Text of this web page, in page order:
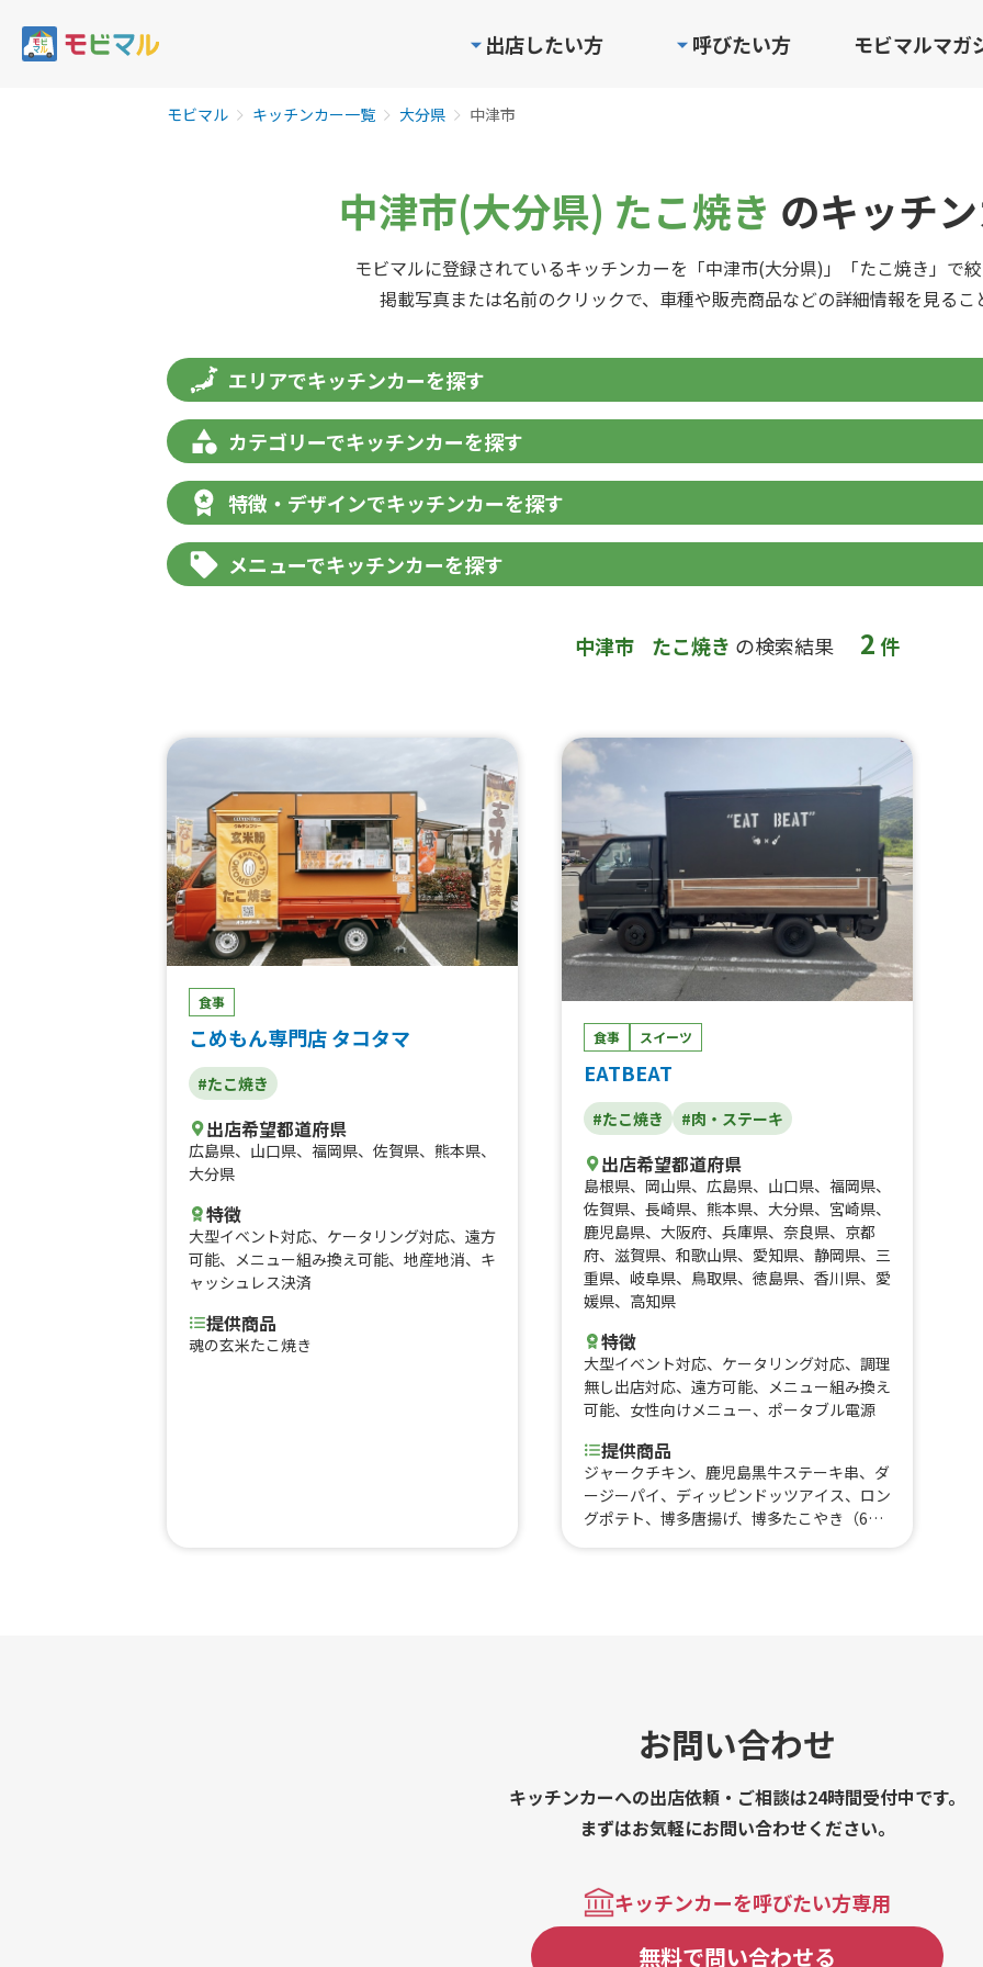
出店したい方 呼びたい方 モビマルマガ
モビマル キッチンカー一覧 大分県 中津市
中津市(大分県) たこ焼き のキッチ
モビマルに登録されているキッチンカーを「中津市(大分県)」「たこ焼き」で
掲載写真または名前のクリックで、車種や販売商品などの詳細情報を見るこ
エリアでキッチンカーを探す
カテゴリーでキッチンカーを探す
特徴・デザインでキッチンカーを探す
メニューでキッチンカーを探す
中津市 たこ焼き の検索結果 2件
食事
こめもん専門店 タコタマ
#たこ焼き
出店希望都道府県
広島県、 山口県、 福岡県、 佐賀県、 熊本県、
大分県
特徴
大型イベント対応、 ケータリング対応、 遠方
可能、 メニュー組み換え可能、 地産地消、 キ
ャッシュレス決済
提供商品
魂の玄米たこ焼き
食事 スイーツ
EATBEAT
#たこ焼き #肉・ステーキ
出店希望都道府県
島根県、 岡山県、 広島県、 山口県、 福岡県、
佐賀県、 長崎県、 熊本県、 大分県、 宮崎県、
鹿児島県、 大阪府、 兵庫県、 奈良県、 京都
府、 滋賀県、 和歌山県、 愛知県、 静岡県、 三
重県、 岐阜県、 鳥取県、 徳島県、 香川県、 愛
媛県、 高知県
特徴
大型イベント対応、 ケータリング対応、 調理
無し出店対応、 遠方可能、 メニュー組み換え
可能、 女性向けメニュー、 ポータブル電源
提供商品
ジャークチキン、鹿児島黒牛ステーキ串、ダ
ージーパイ、ディッピンドッツアイス、ロン
グポテト、博多唐揚げ、博多たこやき（6
お問い合わせ
キッチンカーへの出店依頼・ご相談は24時間受付中です。
まずはお気軽にお問い合わせください。
キッチンカーを呼びたい方専用
無料で問い合わせる